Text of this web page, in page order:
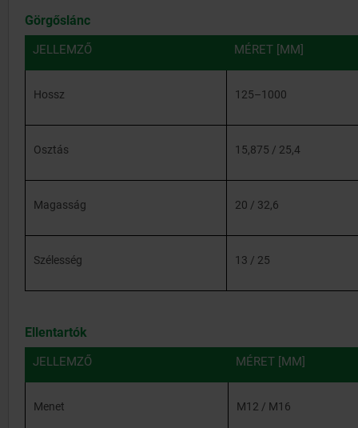
Görgőslánc
JELLEMZŐ MÉRET [MM]
Hossz 125–1000
Osztás 15,875 / 25,4
Magasság 20 / 32,6
Szélesség 13 / 25
Ellentartók
JELLEMZŐ MÉRET [MM]
Menet M12 / M16